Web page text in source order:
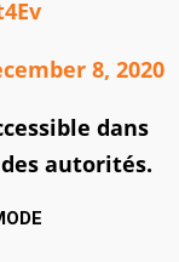
8, 2020
dans
autorités.